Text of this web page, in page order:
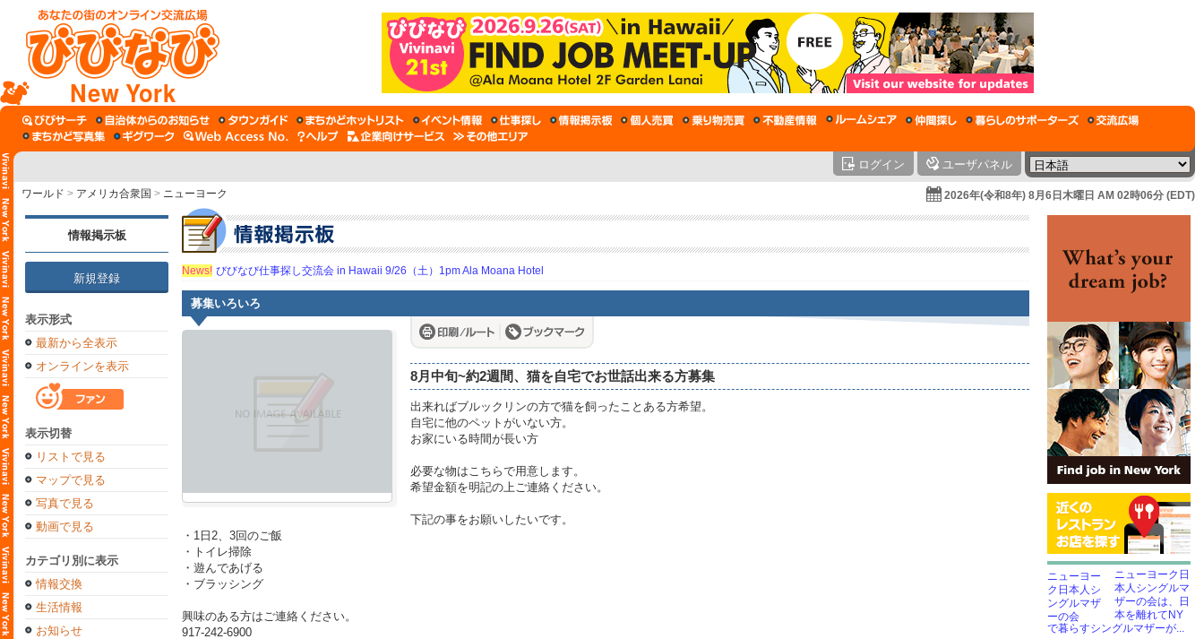
New York
ログイン ユーザパネル
ワールド > アメリカ合衆国 > ニューヨーク 2026年(令和8年) 8月6日木曜日 AM 02時06分 (EDT)
情報掲示板
新規登録
表示形式
最新から全表示
オンラインを表示
表示切替
リストで見る
マップで見る
写真で見る
動画で見る
カテゴリ別に表示
情報交換
生活情報
お知らせ
News! びびなび仕事探し交流会 in Hawaii 9/26（土）1pm Ala Moana Hotel
募集いろいろ
8月中旬~約2週間、猫を自宅でお世話出来る方募集
出来ればブルックリンの方で猫を飼ったことある方希望。
自宅に他のペットがいない方。
お家にいる時間が長い方
必要な物はこちらで用意します。
希望金額を明記の上ご連絡ください。
下記の事をお願いしたいです。
・1日2、3回のご飯
・トイレ掃除
・遊んであげる
・ブラッシング
興味のある方はご連絡ください。
917-242-6900
ニューヨーク日
本人シングルマ
ザーの会は、日
本を離れてNY
で暮らすシングルマザーが...